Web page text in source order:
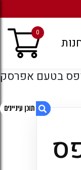
0
בטעם אפרסק